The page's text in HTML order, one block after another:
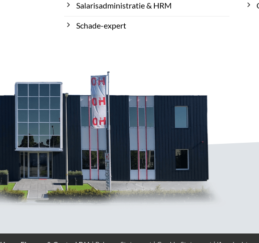
Salarisadministratie & HRM
Schade-expert